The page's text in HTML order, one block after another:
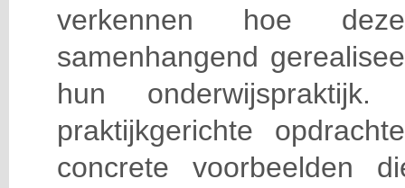
verkennen hoe
samenhangend
hun
praktijkgerichte
concrete voorbeelden